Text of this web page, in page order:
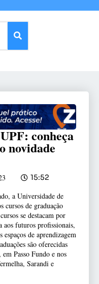
conheça
novidade
15:52
a Universidade de
cursos de graduação
se destacam por
aos futuros profissionais,
de aprendizagem
são oferecidas
Passo Fundo e nos
Sarandi e